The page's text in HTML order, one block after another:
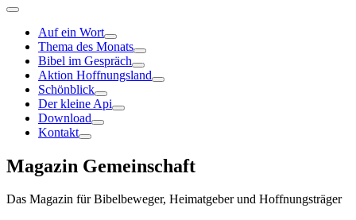
Auf ein Wort
Thema des Monats
Bibel im Gespräch
Aktion Hoffnungsland
Schönblick
Der kleine Api
Download
Kontakt
Magazin Gemeinschaft
Das Magazin für Bibelbeweger, Heimatgeber und Hoffnungsträger